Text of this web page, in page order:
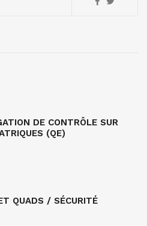
DE CONTRÔLE SUR
(QE)
QUADS / SÉCURITÉ